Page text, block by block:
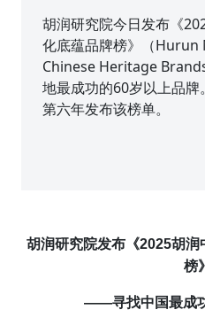
胡润研究院今日发布《
化底蕴品牌榜》（
Chinese Heritage
地最成功的60岁以上品
第六年发布该榜单。
胡润研究院发布《2025胡润
榜》
——寻找中国最成